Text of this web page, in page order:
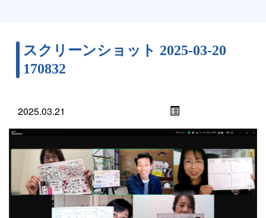
スクリーンショット 2025-03-20
170832
2025.03.21